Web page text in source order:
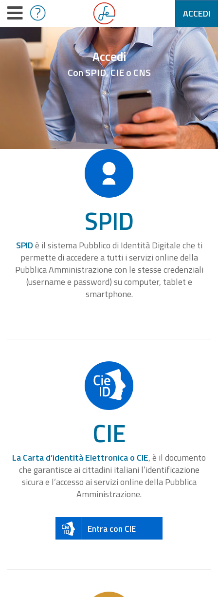
ACCEDI
Accedi
Con SPID, CIE o CNS
SPID
SPIDè il sistema Pubblico di Identità Digitale che ti
permette di accedere a tutti i servizi online della
Pubblica Amministrazione con le stesse credenziali
(username e password) su computer, tablet e
smartphone.
CIE
La Carta d’identità Elettronica o CIE, è il documento
che garantisce ai cittadini italiani l’identificazione
sicura e l’accesso ai servizi online della Pubblica
Amministrazione.
Entra con CIE